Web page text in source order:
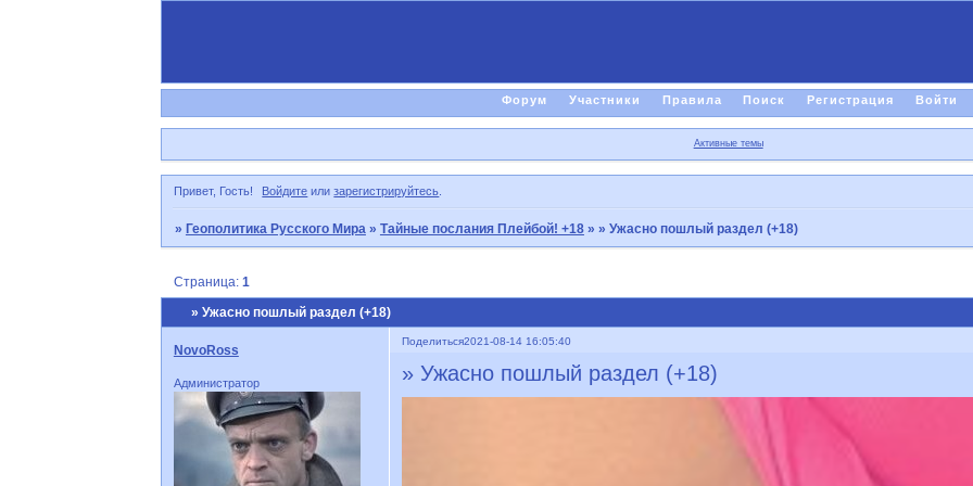
Форум Участники Правила Поиск Регистрация Войти
Активные темы
Привет, Гость! Войдите илизарегистрируйтесь.
» Геополитика Русского Мира » Тайные послания Плейбой! +18 » » Ужасно пошлый раздел (+18)
» Ужасно пошлый раздел (+18)
Страница: 1
Поделиться2021-08-14 16:05:40
NovoRoss
Администратор » Ужасно пошлый раздел (+18)